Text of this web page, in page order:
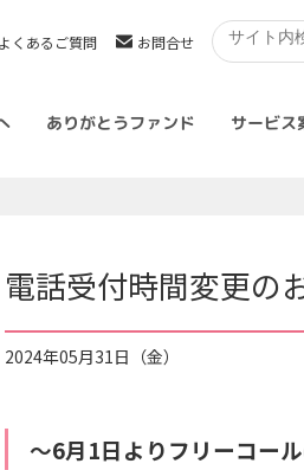
くあるご質問 お問合せ
ありがとうファンド サービス
電話受付時間変更の
2024年05月31日（金）
～6月1日よりフリーコー